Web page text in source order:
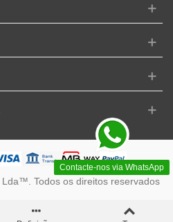
Contacte-nos via WhatsApp
Todos os direitos reservados